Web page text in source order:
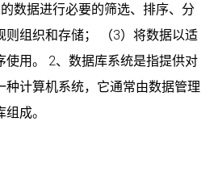
数据进行必要的筛选、排序、分
则组织和存储； （3）将数据以适
使用。 2、数据库系统是指提供对
种计算机系统，它通常由数据管理
成。